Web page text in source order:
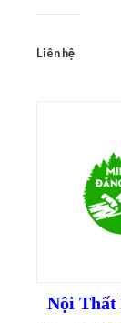
Liên hệ
Nội